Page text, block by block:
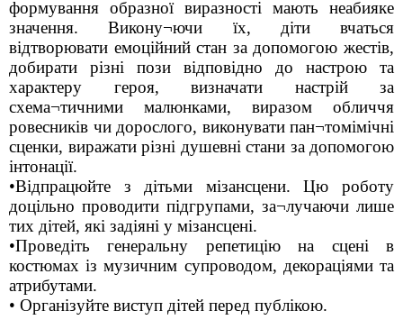
формування образної виразності мають неабияке
значення. Викону¬ючи їх, діти вчаться
відтворювати емоційний стан за допомогою жестів,
добирати різні пози відповідно до настрою та
характеру героя, визначати настрій за
схема¬тичними малюнками, виразом обличчя
ровесників чи дорослого, виконувати пан¬томімічні
сценки, виражати різні душевні стани за допомогою
інтонації.
•Відпрацюйте з дітьми мізансцени. Цю роботу
доцільно проводити підгрупами, за¬лучаючи лише
тих дітей, які задіяні у мізансцені.
•Проведіть генеральну репетицію на сцені в
костюмах із музичним супроводом, декораціями та
атрибутами.
• Організуйте виступ дітей перед публікою.